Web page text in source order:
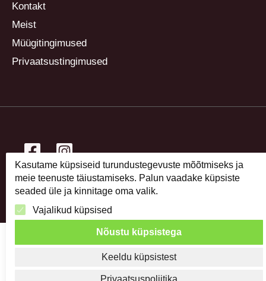
Kontakt
Meist
Müügitingimused
Privaatsustingimused
Copyright © 2026 Lillekirg taimeaed
Kasutame küpsiseid turundustegevuste mõõtmiseks ja
meie teenuste täiustamiseks. Palun vaadake küpsiste
seaded üle ja kinnitage oma valik.
Vajalikud küpsised
Nõustu küpsistega
Keeldu küpsistest
Privaatsuspoliitika